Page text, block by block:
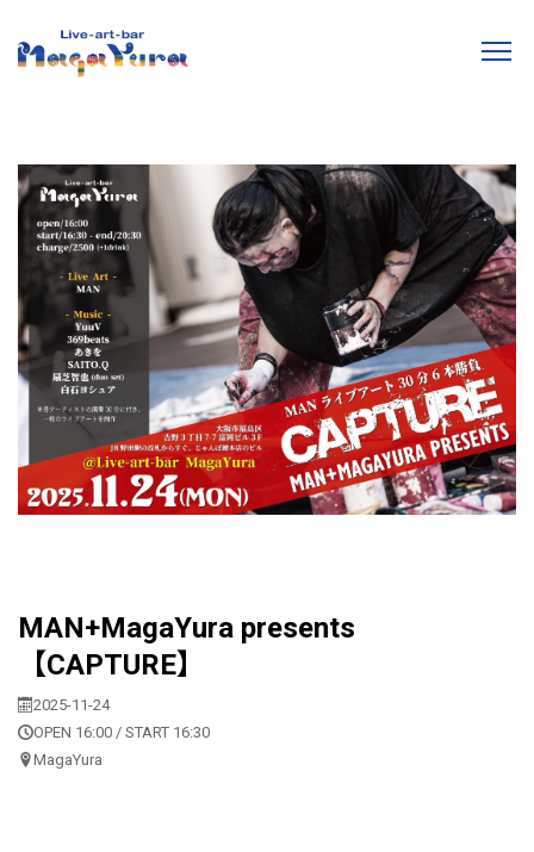
MAN+MagaYura presents
【CAPTURE】
2025-11-24
OPEN 16:00 / START 16:30
MagaYura